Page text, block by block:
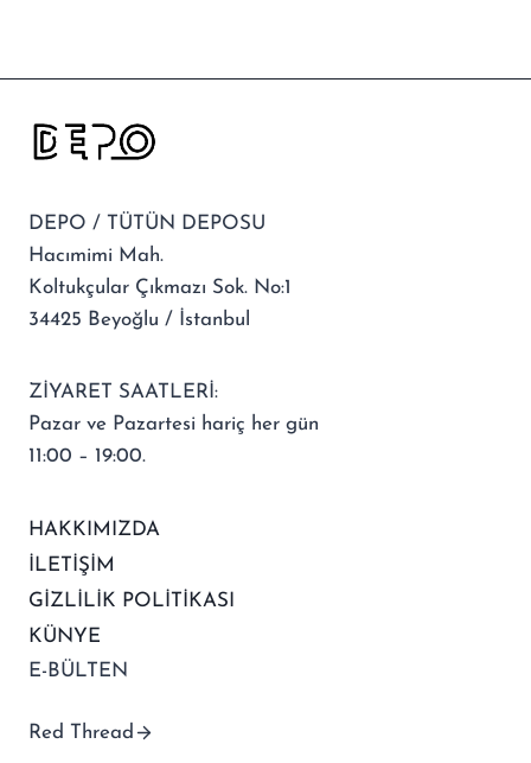
DEPO / TÜTÜN DEPOSU
Hacımimi Mah.
Koltukçular Çıkmazı Sok. No:1
34425 Beyoğlu / İstanbul
ZİYARET SAATLERİ:
Pazar ve Pazartesi hariç her gün
11:00 – 19:00.
HAKKIMIZDA
İLETİŞİM
GİZLİLİK POLİTİKASI
KÜNYE
E-BÜLTEN
Red Thread